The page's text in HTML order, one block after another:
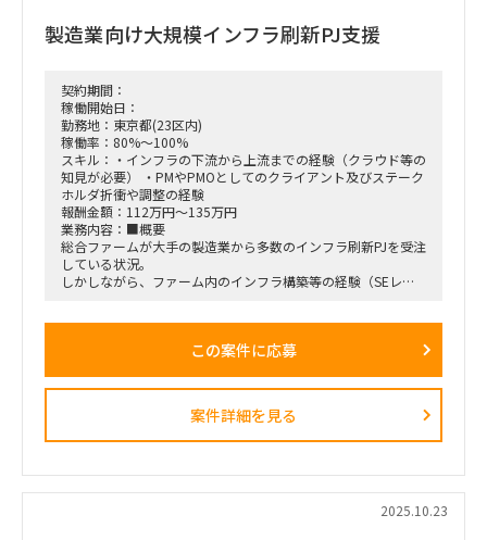
自家発電（大型UPS)
TV会議装置、監視カメラ、無線LANなど
体制：2名＋今回の募集枠の方
稼働開始日：2026年1月中旬もしくは下旬から開始予定
働き方：名古屋オフィスに週3以上出社
製造業向け大規模インフラ刷新PJ支援
契約期間：
稼働開始日：
勤務地：東京都(23区内)
稼働率：80%～100%
スキル：・インフラの下流から上流までの経験（クラウド等の
知見が必要） ・PMやPMOとしてのクライアント及びステーク
ホルダ折衝や調整の経験
報酬金額：112万円～135万円
業務内容：■概要
総合ファームが大手の製造業から多数のインフラ刷新PJを受注
している状況。
しかしながら、ファーム内のインフラ構築等の経験（SEレベ
リソースがかなりひっ迫している為、要員のスキルセットや条
にアサインしていく予定。
ASAP（12月開始でも検討可）
■稼働率：
80～100％
この案件に応募
案件詳細を見る
2025.10.23